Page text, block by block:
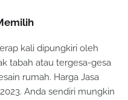
kali dipungkiri oleh
tabah atau tergesa-gesa
rumah. Harga Jasa
Anda sendiri mungkin